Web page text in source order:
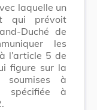
laquelle un
qui prévoit
Duché de
les
l’article 5 de
figure sur la
soumises à
spécifiée à